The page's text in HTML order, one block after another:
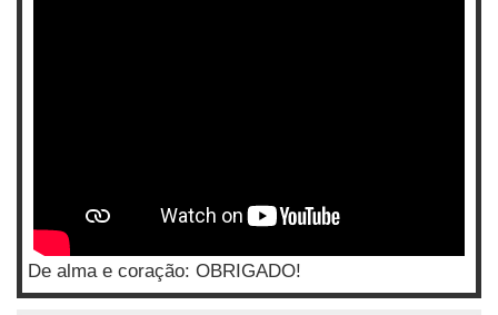
De alma e coração: OBRIGADO!